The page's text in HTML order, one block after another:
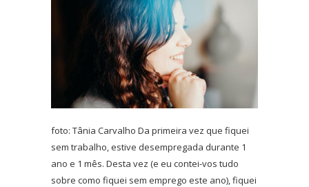
foto: Tânia Carvalho Da primeira vez que fiquei
sem trabalho, estive desempregada durante 1
ano e 1 mês. Desta vez (e eu contei-vos tudo
sobre como fiquei sem emprego este ano), fiquei